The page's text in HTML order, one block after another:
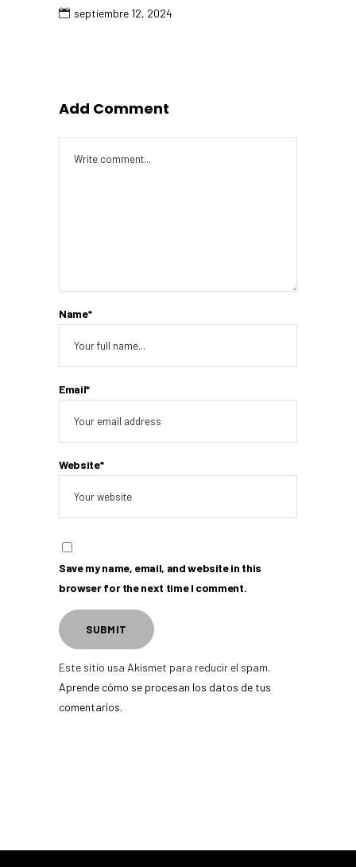
septiembre 12, 2024
Add Comment
Name*
Email*
Website*
Save my name, email, and website in this
browser for the next time I comment.
Este sitio usa Akismet para reducir el spam.
Aprende cómo se procesan los datos de tus
comentarios.